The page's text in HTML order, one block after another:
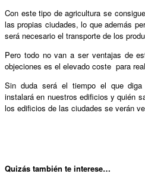
Con este tipo de agricultura se
las propias ciudades, lo que además
será necesario el transporte de los
Pero todo no van a ser ventajas de
objeciones es el elevado coste para
Sin duda será el tiempo el que
instalará en nuestros edificios y quién
los edificios de las ciudades se verán
Quizás también te interese…